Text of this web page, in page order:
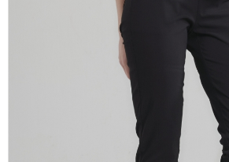
2.透過簡訊連結打開帳單後，可選擇「超商條碼／
帳／街口支付／iPASS MONEY」等通路繳費。
1.本服務係由「台灣大哥大股份有限公司」（以下
用戶於交易時，得透過本服務購買商品或服務，並
買賣價金債權讓與本公司後，依約使用本公司帳單
2.基於同意付款使用「大哥付你分期」之契約關係
資料（包含姓名、電話或地址）提供予台灣大哥大
由本公司與您本人進行分期帳單所需資料之確認、
3.完整用戶服務條款，請詳閱以下連結：
https://
１．於結帳方式選擇「AFTEE先享後付」後，將
結帳頁面，進行簡訊認證並確認金額後，即可完成
２．訂單成立數日內，您將收到繳費通知簡訊。
３．收到繳費通知簡訊後14天內，點擊此簡訊中
ATM／網路銀行／等多元方式進行付款，方視為交
※ 請注意：結帳手續完成當下不需立刻繳費，但
購買商品的店家。未經商家同意取消之訂單仍視為
※ 交易是否成功請以「AFTEE先享後付 」之結帳
是否繳費成功／繳費後需取消欲退款等相關疑問，
https://
每筆NT$120，滿NT$2,000(含以上)免運費
每筆NT$120，滿NT$2,000(含以上)免運費